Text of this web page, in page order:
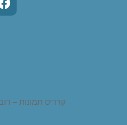
קרדיט תמונות –